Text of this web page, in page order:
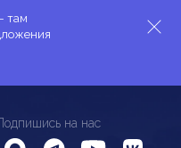
там
на нас